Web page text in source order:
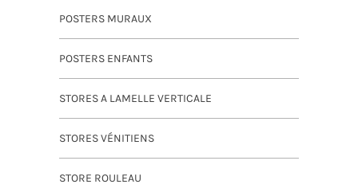
POSTERS MURAUX
POSTERS ENFANTS
STORES A LAMELLE VERTICALE
STORES VÉNITIENS
STORE ROULEAU